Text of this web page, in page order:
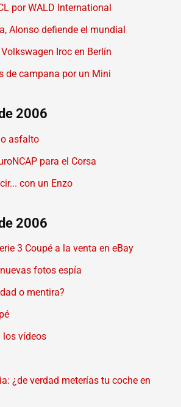
por WALD International
Alonso defiende el mundial
Iroc en Berlín
de campana por un Mini
2006
asfalto
para el Corsa
con un Enzo
2006
3 Coupé a la venta en eBay
fotos espía
o mentira?
los vídeos
¿de verdad meterías tu coche en